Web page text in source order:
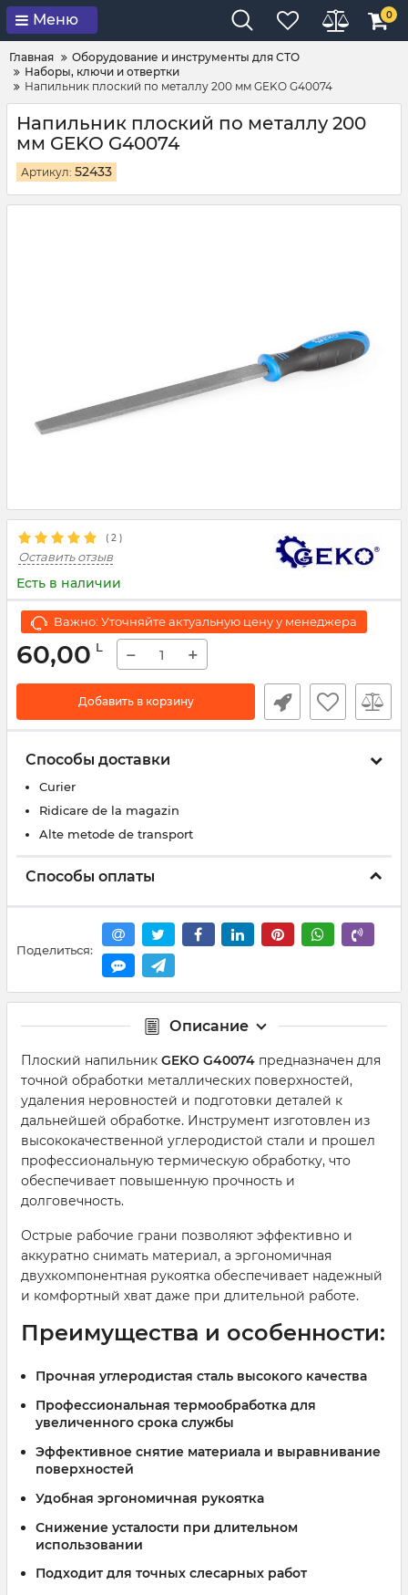
Меню 0
Главная
Оборудование и инструменты для СТО
Наборы, ключи и отвертки
Напильник плоский по металлу 200 мм GEKO G40074
Напильник плоский по металлу 200
мм GEKO G40074
Артикул: 52433
( 2 )
Оставить отзыв
Есть в наличии
Важно: Уточняйте актуальную цену у менеджера
60,00 L − +
Добавить в корзину
Способы доставки
Curier
Ridicare de la magazin
Alte metode de transport
Способы оплаты
Поделиться:
Описание
Плоский напильник GEKO G40074 предназначен для
точной обработки металлических поверхностей,
удаления неровностей и подготовки деталей к
дальнейшей обработке. Инструмент изготовлен из
высококачественной углеродистой стали и прошел
профессиональную термическую обработку, что
обеспечивает повышенную прочность и
долговечность.
Острые рабочие грани позволяют эффективно и
аккуратно снимать материал, а эргономичная
двухкомпонентная рукоятка обеспечивает надежный
и комфортный хват даже при длительной работе.
Преимущества и особенности:
Прочная углеродистая сталь высокого качества
Профессиональная термообработка для
увеличенного срока службы
Эффективное снятие материала и выравнивание
поверхностей
Удобная эргономичная рукоятка
Снижение усталости при длительном
использовании
Подходит для точных слесарных работ